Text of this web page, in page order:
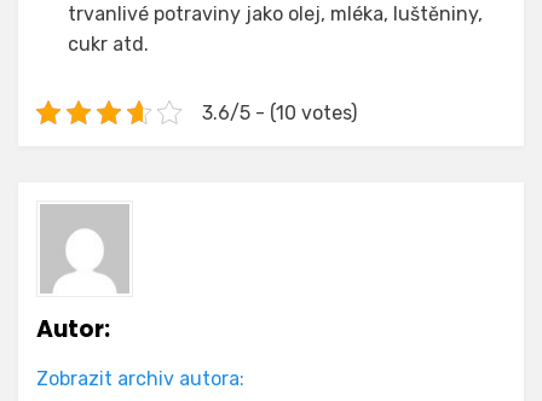
trvanlivé potraviny jako olej, mléka, luštěniny,
cukr atd.
3.6/5 - (10 votes)
Autor:
Zobrazit archiv autora: